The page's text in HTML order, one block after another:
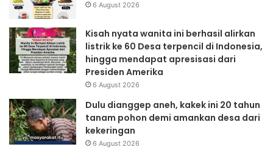
6 August 2026
Kisah nyata wanita ini berhasil alirkan
listrik ke 60 Desa terpencil di Indonesia,
hingga mendapat apresisasi dari
Presiden Amerika
6 August 2026
Dulu dianggep aneh, kakek ini 20 tahun
tanam pohon demi amankan desa dari
kekeringan
6 August 2026